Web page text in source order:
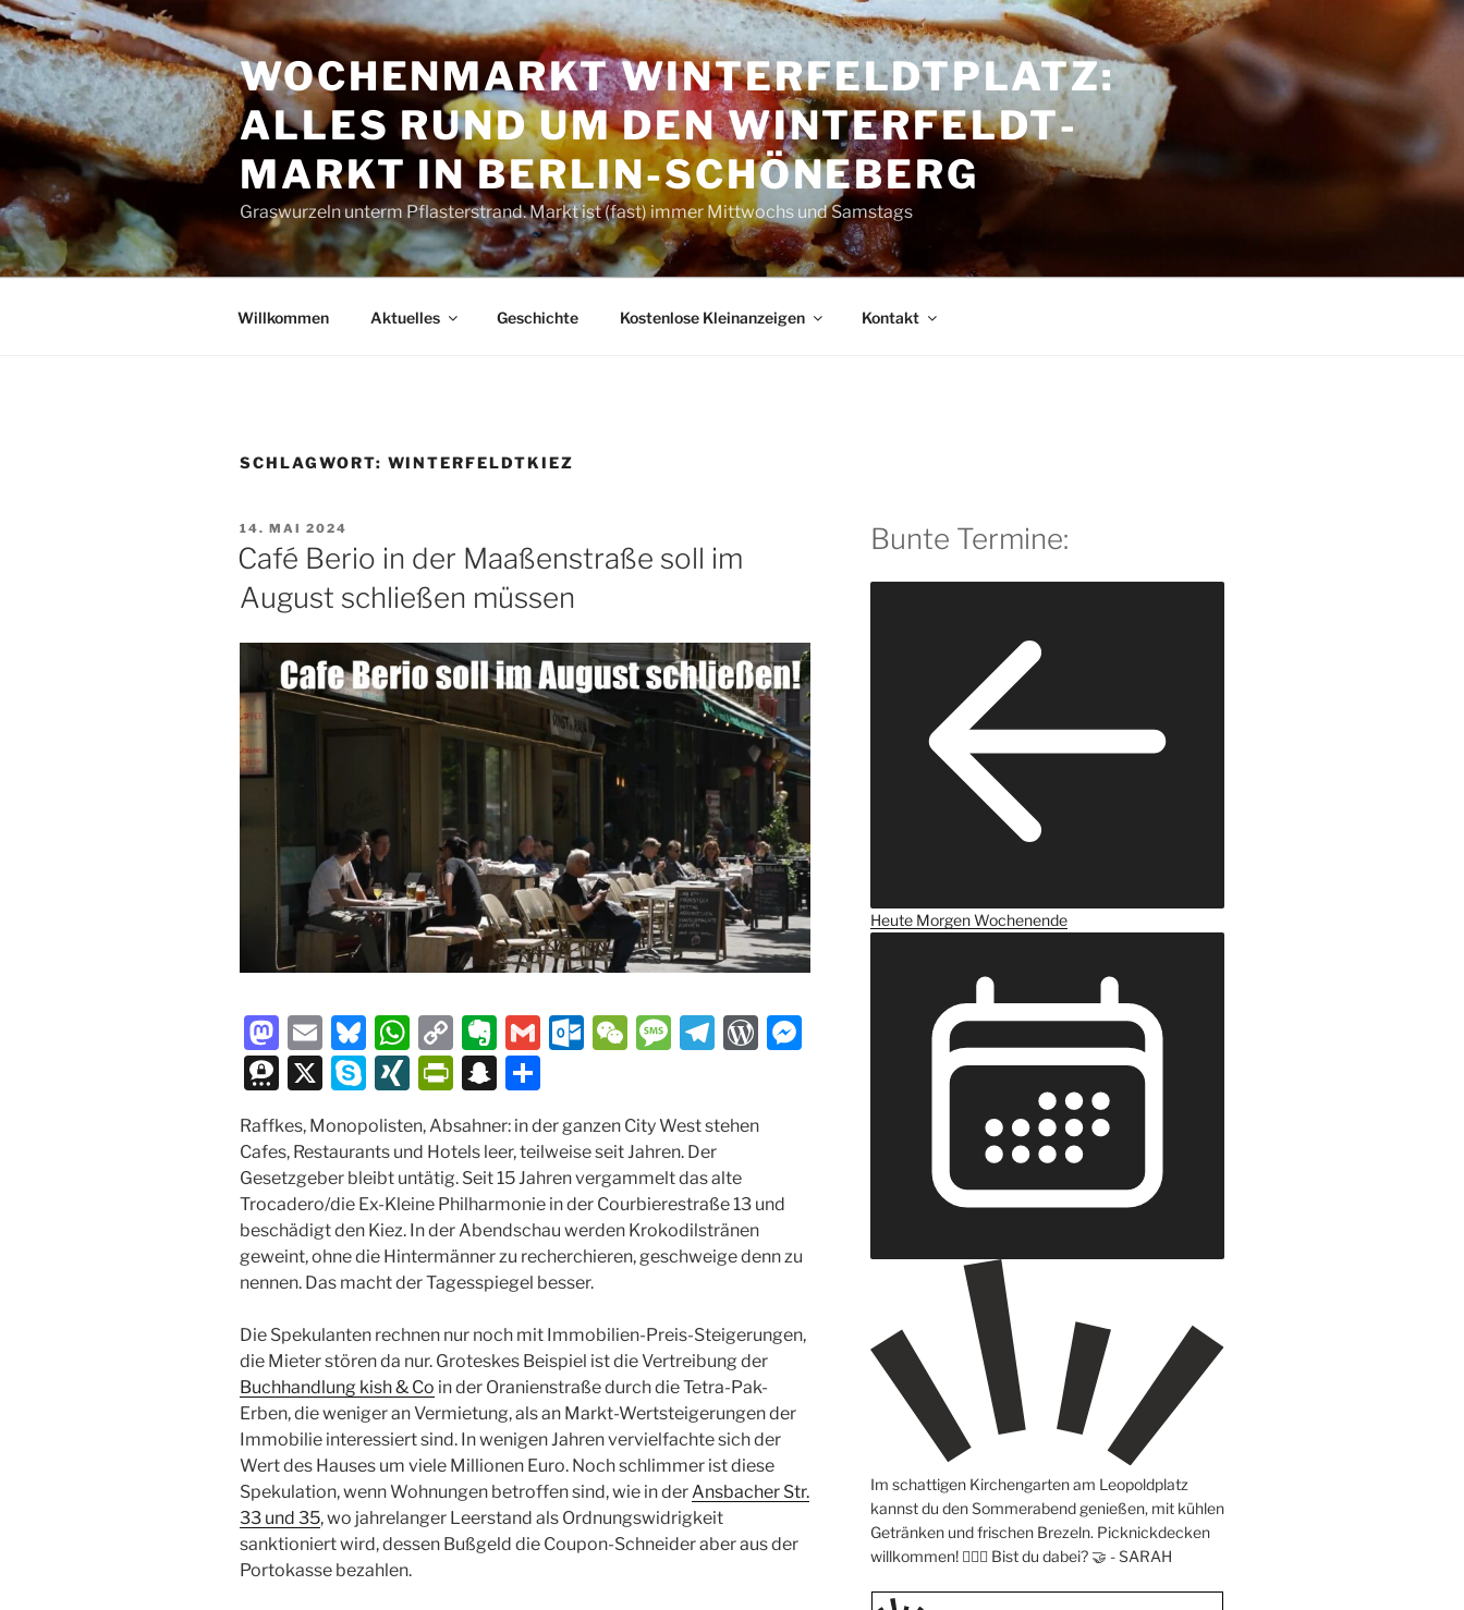
Zum
Inhalt
springen
WOCHENMARKT WINTER­FELDT­PLATZ:
ALLES RUND UM DEN WINTER­FELDT­
MARKT IN BERLIN-SCHÖNEBERG
Graswurzeln unterm Pflasterstrand. Markt ist (fast) immer Mittwochs und Samstags
Willkommen Aktuelles Geschichte Kostenlose Kleinanzeigen Kontakt
SCHLAGWORT: WINTERFELDTKIEZ
VERÖFFENTLICHT
AM
14. MAI 2024
Café Berio in der Maaßenstraße soll im
August schließen müssen
M
a
st
o
d
o
n
E
m
ai
l
Bl
u
e
s
k
y
W
h
at
s
A
p
p
C
o
p
y
Li
n
k
E
v
er
n
ot
e
G
l
O
o
k.
c
o
m
W
h
at
M
a
g
e
T
gr
a
m
W
P
ss
T
hr
e
e
m
a
X
S
k
y
p
e
XI
N
G
P
ri
nt
Fr
ie
n
dl
S
n
a
p
c
h
at
ei
le
n
Raffkes, Monopolisten, Absahner: in der ganzen City West stehen
Cafes, Restaurants und Hotels leer, teilweise seit Jahren. Der
Gesetzgeber bleibt untätig. Seit 15 Jahren vergammelt das alte
Trocadero/die Ex-Kleine Philharmonie in der Courbierestraße 13 und
beschädigt den Kiez. In der Abendschau werden Krokodilstränen
geweint, ohne die Hintermänner zu recherchieren, geschweige denn zu
nennen. Das macht der Tagesspiegel besser.
Die Spekulanten rechnen nur noch mit Immobilien-Preis-Steigerungen,
die Mieter stören da nur. Groteskes Beispiel ist die Vertreibung der
Buchhandlung kish & Co in der Oranienstraße durch die Tetra-Pak-
Erben, die weniger an Vermietung, als an Markt-Wertsteigerungen der
Immobilie interessiert sind. In wenigen Jahren vervielfachte sich der
Wert des Hauses um viele Millionen Euro. Noch schlimmer ist diese
Spekulation, wenn Wohnungen betroffen sind, wie in derAnsbacher Str.
33 und 35, wo jahrelanger Leerstand als Ordnungswidrigkeit
sanktioniert wird, dessen Bußgeld die Coupon-Schneider aber aus der
Portokasse bezahlen.
Bunte Termine:
Heute MorgenWochenende
Im schattigen Kirchengarten am Leopoldplatz
kannst du den Sommerabend genießen, mit kühlen
Getränken und frischen Brezeln. Picknickdecken
willkommen! 🧖🏼‍♀️ Bist du dabei? 🤝 -SARAH